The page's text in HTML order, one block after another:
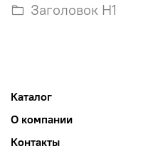
Заголовок H1
Каталог
О компании
Контакты